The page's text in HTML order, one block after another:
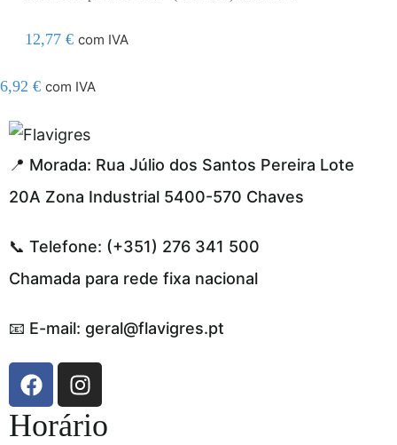
12,77 € com IVA
6,92 € com IVA
resmi adresi
📍 Morada: Rua Júlio dos Santos Pereira Lote
20A Zona Industrial 5400-570 Chaves
📞 Telefone: (+351) 276 341 500
Chamada para rede fixa nacional
📧 E-mail: geral@flavigres.pt
Horário